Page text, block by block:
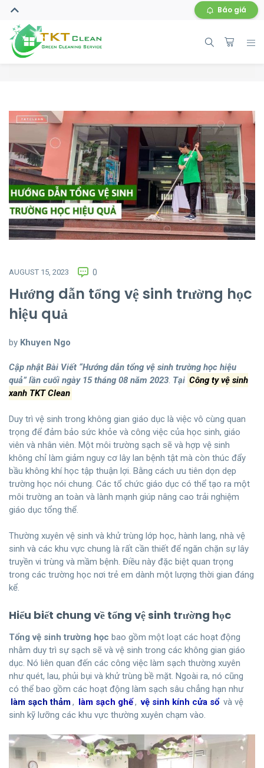
Báo giá
AUGUST 15, 2023 0
Hướng dẫn tổng vệ sinh trường học
hiệu quả
by Khuyen Ngo
Cập nhật Bài Viết “Hướng dẫn tổng vệ sinh trường học hiệu
quả” lần cuối ngày 15 tháng 08 năm 2023. Tại Công ty vệ sinh
xanh TKT Clean
Duy trì vệ sinh trong không gian giáo dục là việc vô cùng quan
trọng để đảm bảo sức khỏe và công việc của học sinh, giáo
viên và nhân viên. Một môi trường sạch sẽ và hợp vệ sinh
không chỉ làm giảm nguy cơ lây lan bệnh tật mà còn thúc đẩy
bầu không khí học tập thuận lợi. Bằng cách ưu tiên dọn dẹp
trường học nói chung. Các tổ chức giáo dục có thể tạo ra một
môi trường an toàn và lành mạnh giúp nâng cao trải nghiệm
giáo dục tổng thể.
Thường xuyên vệ sinh và khử trùng lớp học, hành lang, nhà vệ
sinh và các khu vực chung là rất cần thiết để ngăn chặn sự lây
truyền vi trùng và mầm bệnh. Điều này đặc biệt quan trọng
trong các trường học nơi trẻ em dành một lượng thời gian đáng
kể.
Hiểu biết chung về tổng vệ sinh trường học
Tổng vệ sinh trường học bao gồm một loạt các hoạt động
nhằm duy trì sự sạch sẽ và vệ sinh trong các không gian giáo
dục. Nó liên quan đến các công việc làm sạch thường xuyên
như quét, lau, phủi bụi và khử trùng bề mặt. Ngoài ra, nó cũng
có thể bao gồm các hoạt động làm sạch sâu chẳng hạn như
làm sạch thảm, làm sạch ghế, vệ sinh kính cửa sổ và vệ
sinh kỹ lưỡng các khu vực thường xuyên chạm vào.